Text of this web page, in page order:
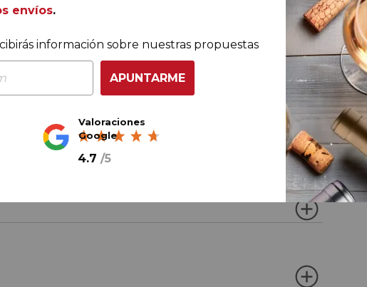
altitud y aportan una atractiva frescura a un vino
roble francés Allier. Ganador, entre otros premios, de
Bruselas.
envíos.
información sobre nuestras propuestas
APUNTARME
Valoraciones
Google
4.7 /5